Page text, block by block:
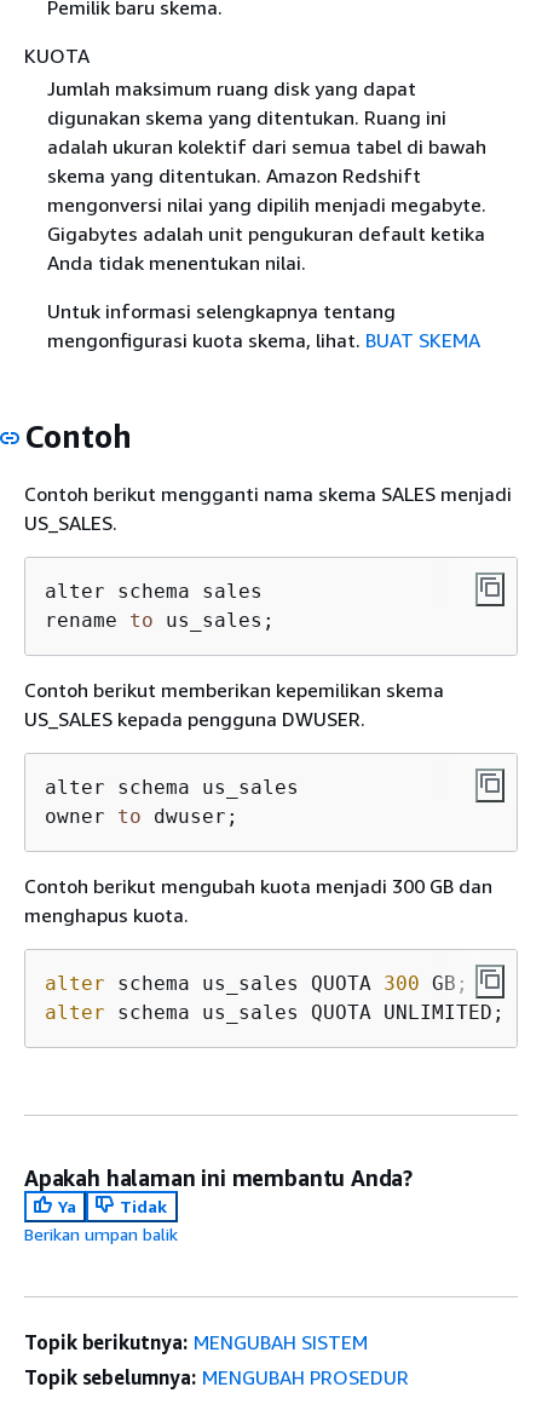
Pemilik baru skema.
KUOTA
Jumlah maksimum ruang disk yang dapat
digunakan skema yang ditentukan. Ruang ini
adalah ukuran kolektif dari semua tabel di bawah
skema yang ditentukan. Amazon Redshift
mengonversi nilai yang dipilih menjadi megabyte.
Gigabytes adalah unit pengukuran default ketika
Anda tidak menentukan nilai.
Untuk informasi selengkapnya tentang
mengonfigurasi kuota skema, lihat. BUAT SKEMA
Contoh
Contoh berikut mengganti nama skema SALES menjadi
US_SALES.
alter schema sales
rename to us_sales;
Contoh berikut memberikan kepemilikan skema
US_SALES kepada pengguna DWUSER.
alter schema us_sales
owner to dwuser;
Contoh berikut mengubah kuota menjadi 300 GB dan
menghapus kuota.
alter schema us_sales QUOTA 300
alter schema us_sales QUOTA UNLIMITED;
Apakah halaman ini membantu Anda?
Ya
Tidak
Berikan umpan balik
Topik berikutnya: MENGUBAH SISTEM
Topik sebelumnya: MENGUBAH PROSEDUR